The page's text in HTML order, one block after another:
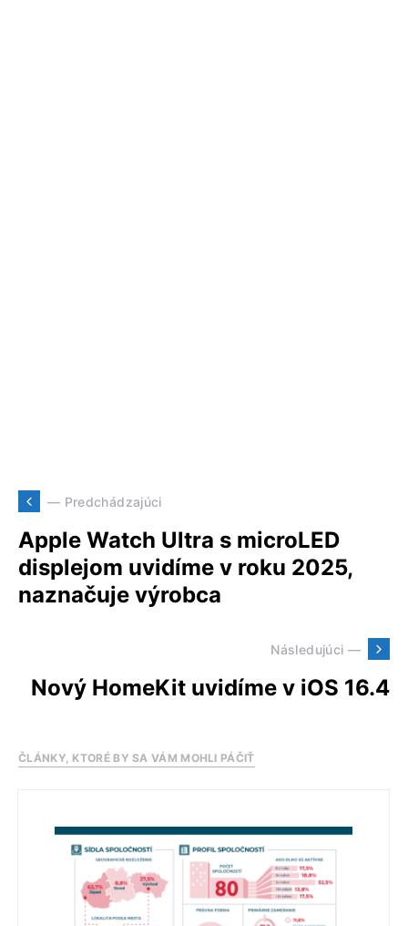
— Predchádzajúci
Apple Watch Ultra s microLED
displejom uvidíme v roku 2025,
naznačuje výrobca
Následujúci —
Nový HomeKit uvidíme v iOS 16.4
ČLÁNKY, KTORÉ BY SA VÁM MOHLI PÁČIŤ